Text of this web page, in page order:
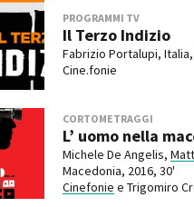
PROGRAMMI TV
Il Terzo Indizio
Fabrizio Portalupi, Italia,
Cine.fonie
CORTOMETRAGGI
L’ uomo nella
Michele De Angelis,
Macedonia, 2016, 30'
Cinefonie e Trigomiro